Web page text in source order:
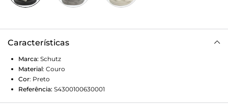
Características
Marca: Schutz
Material: Couro
Cor: Preto
Referência: S4300100630001